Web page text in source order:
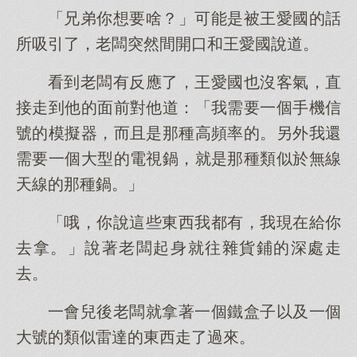
「兄弟你想要啥？」可能是被王愛國的話
所吸引了，老闆突然間開口和王愛國說道。
看到老闆有反應了，王愛國也沒客氣，直
接走到他的面前對他道：「我需要一個手機信
號的模擬器，而且是那種高頻率的。另外我還
需要一個大型的電視鍋，就是那種類似於無線
天線的那種鍋。」
「哦，你說這些東西我都有，我現在給你
去拿。」說著老闆起身就往雜貨鋪的深處走
去。
一會兒後老闆就拿著一個鐵盒子以及一個
大號的類似雷達的東西走了過來。